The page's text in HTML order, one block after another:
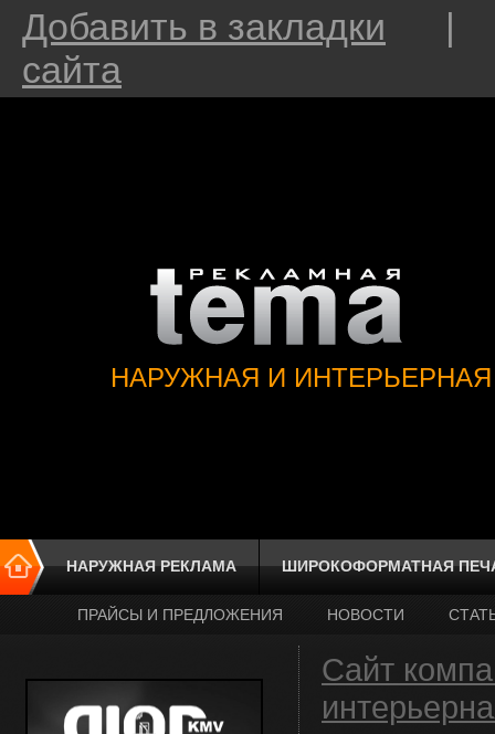
Добавить в закладки
сайта
НАРУЖНАЯ И
НАРУЖНАЯ РЕКЛАМА ШИРОКОФОРМАТНАЯ
ПРАЙСЫ И ПРЕДЛОЖЕНИЯ НОВОСТИ
Сайт